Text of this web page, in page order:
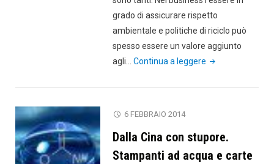
ufficio"
grado di assicurare rispetto
ambientale e politiche di riciclo può
spesso essere un valore aggiunto
agli…Continua a leggere "Etichette
riciclo,
ancora
da
6 FEBBRAIO 2014
Dalla Cina con stupore.
Stampanti ad acqua e carte